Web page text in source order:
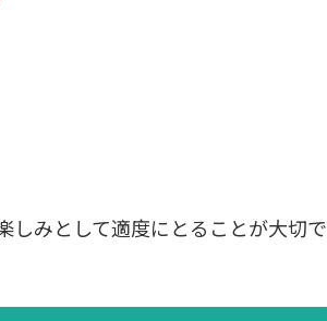
しみとして適度にとることが大切で